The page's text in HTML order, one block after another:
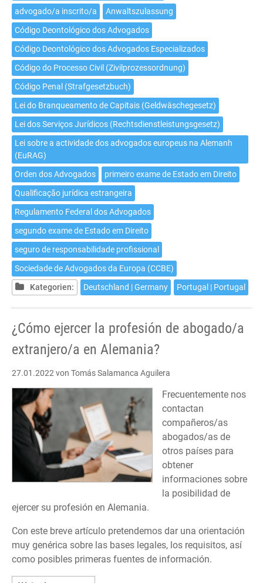
advogado/a
estrangeiro/a?
advogado/a inscrito/a
Anwaltszulassung
Código Deontológico dos Advogados
Código Deontológico dos Advogados Especializados
Código do Processo Civil (Zivilprozessordnung)
Código Penal (Strafgesetzbuch)
Lei do Branqueamento de Capitais (Geldwäschegesetz)
Lei dos Serviços Jurídicos (Rechtsdienstleistungsgesetz)
Lei sobre a actividade dos advogados europeus na Alemanh
(EuRAG)
Orden dos Advogados
primeiro exame de Estado em Direito
Qualificação jurídica estrangeira
Regulamento Federal dos Advogados
segundo exame de Estado em Direito
seguro de responsabilidade profissional
Sociedade de Advogados da Europa (CCBE)
Kategorien:
Deutschland | Germany Portugal | Portugal
¿Cómo ejercer la profesión de abogado/a
extranjero/a en Alemania?
27.01.2022 von Tomás Salamanca Aguilera
Frecuentemente nos
contactan
compañeros/as
abogados/as de
otros países para
obtener
informaciones sobre
la posibilidad de
ejercer su profesión en Alemania.
Con este breve artículo pretendemos dar una orientación
muy genérica sobre las bases legales, los requisitos, así
como posibles primeras fuentes de información.